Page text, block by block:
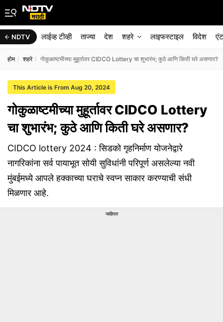
NDTV लाईव्ह टीव्ही ताज्या देश शहरे लाइफस्टाइल विदेश
होम शहरे गोकुळाष्टमीच्या मुहूर्तावर CIDCO Lottery चा शुभारंभ; कुठे आणि किती घरे असणार?
This Article is From Aug 20, 2024
गोकुळाष्टमीच्या मुहूर्तावर CIDCO Lottery
चा शुभारंभ; कुठे आणि किती घरे असणार?
CIDCO lottery 2024 : सिडको गृहनिर्माण योजनेद्वारे
नागरिकांना सर्व पायाभूत सोयी सुविधांनी परिपूर्ण असलेल्या नवी
मुंबईमध्ये आपले हक्काच्या घराचे स्वप्न साकार करण्याची संधी
मिळणार आहे.
जाहिरात